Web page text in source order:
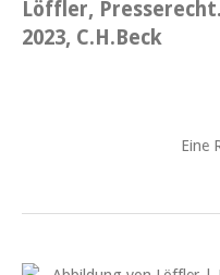
Löffler,
2023, C.H.Beck
Eine